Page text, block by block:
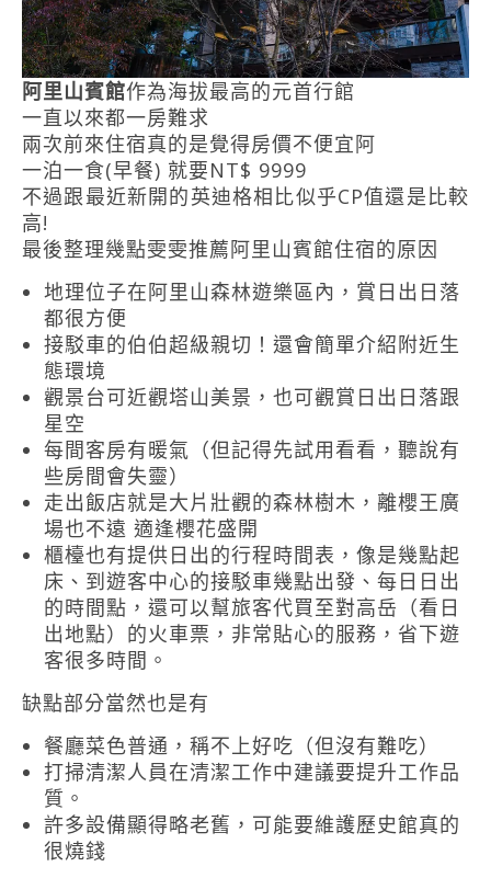
阿里山賓館作為海拔最高的元首行館
一直以來都一房難求
兩次前來住宿真的是覺得房價不便宜阿
一泊一食(早餐) 就要NT$ 9999
不過跟最近新開的英迪格相比似乎CP值還是比較
高!
最後整理幾點雯雯推薦阿里山賓館住宿的原因
地理位子在阿里山森林遊樂區內，賞日出日落
都很方便
接駁車的伯伯超級親切！還會簡單介紹附近生
態環境
觀景台可近觀塔山美景，也可觀賞日出日落跟
星空
每間客房有暖氣（但記得先試用看看，聽說有
些房間會失靈）
走出飯店就是大片壯觀的森林樹木，離櫻王廣
場也不遠 適逢櫻花盛開
櫃檯也有提供日出的行程時間表，像是幾點起
床、到遊客中心的接駁車幾點出發、每日日出
的時間點，還可以幫旅客代買至對高岳（看日
出地點）的火車票，非常貼心的服務，省下遊
客很多時間。
缺點部分當然也是有
餐廳菜色普通，稱不上好吃（但沒有難吃）
打掃清潔人員在清潔工作中建議要提升工作品
質。
許多設備顯得略老舊，可能要維護歷史館真的
很燒錢